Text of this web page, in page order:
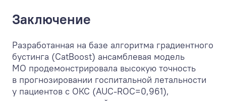
Заключение
Разработанная на базе алгоритма градиентного
бустинга (CatBoost) ансамблевая модель
МО продемонстрировала высокую точность
в прогнозировании госпитальной летальности
у пациентов с ОКС (AUC-ROC=0,961),